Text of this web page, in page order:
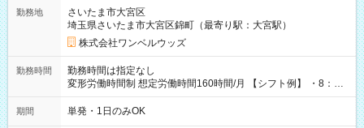
勤務地
さいたま市大宮区
埼玉県さいたま市大宮区錦町（最寄り駅：大宮駅）
株式会社ワンベルウッズ
勤務時間
勤務時間は指定なし
変形労働時間制 想定労働時間160時間/月 【シフト例】 ・8：00
～21：00
期間 単発・1日のみOK